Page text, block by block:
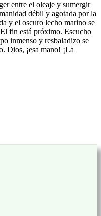
entre el oleaje y sumergir
débil y agotada por la
y el oscuro lecho marino se
fin está próximo. Escucho
inmenso y resbaladizo se
Dios, ¡esa mano! ¡La